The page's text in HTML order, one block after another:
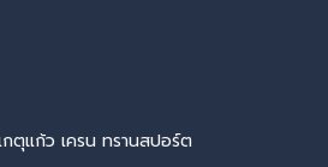
ตุแก้ว เครน ทรานสปอร์ต